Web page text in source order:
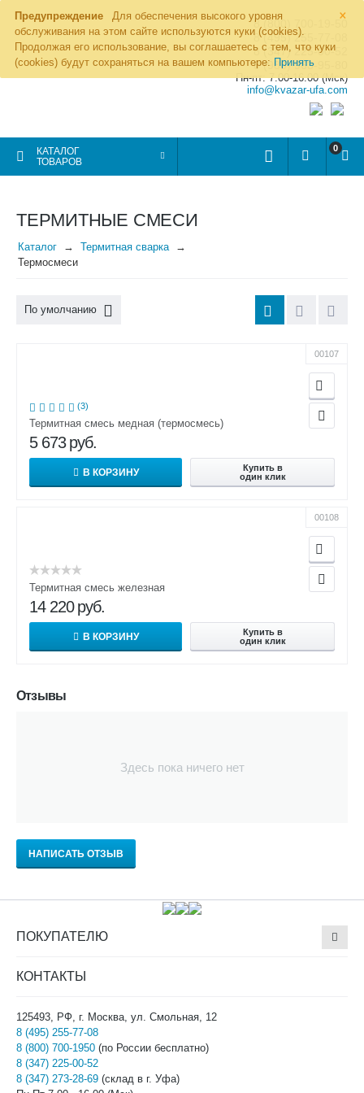
×
Предупреждение
Для обеспечения высокого уровня
обслуживания на этом сайте используются куки (cookies).
Продолжая его использование, вы соглашаетесь с тем, что куки
(cookies) будут сохраняться на вашем компьютере: Принять
8 (800) 700-19-50
8 (495) 255-77-08
8 (347) 225-00-52
8 (986) 963-95-80
Пн-пт: 7.00-16.00 (Мск)
info@kvazar-ufa.com
КАТАЛОГ
ТОВАРОВ
0
ТЕРМИТНЫЕ СМЕСИ
Каталог
Термитная сварка
Термосмеси
По умолчанию
00107
(3)
Термитная смесь медная (термосмесь)
5 673 руб.
В КОРЗИНУ
Купить в
один клик
00108
Термитная смесь железная
14 220 руб.
В КОРЗИНУ
Купить в
один клик
Отзывы
Здесь пока ничего нет
НАПИСАТЬ ОТЗЫВ
ПОКУПАТЕЛЮ
КОНТАКТЫ
125493, РФ, г. Москва, ул. Смольная, 12
8 (495) 255-77-08
8 (800) 700-1950 (по России бесплатно)
8 (347) 225-00-52
8 (347) 273-28-69 (склад в г. Уфа)